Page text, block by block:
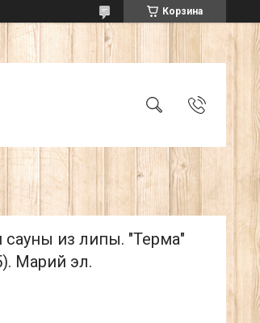
Корзина
из липы. "Терма"
Марий эл.